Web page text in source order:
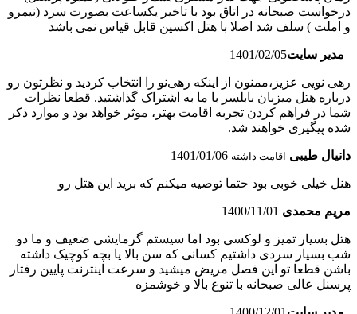
درخواست صبحانه در اتاق بود با تاخیر یکساعت بصورت سرد (نیمرو
و املت ) سلف شد اصلا با هتل اکسین قابل قیاس نمی باشد
مدیر سایت1401/02/05
رهی نویی عزیز،ممنون از اینکه رهی‌نو را انتخاب کردید و نظرتون رو
درباره هتل میزبان بابلسر با ما به اشتراک گذاشتید. قطعا نظرات
شما در فراهم کردن تجربه اقامت بهتر، موثر خواهد بود و موارد ذکر
شده پیگیری خواهند شد.
دانیال طیبی اقامت داشته 1401/01/06
هنل خیلی خوبی بود حتما توصیه میکنم که برید این هتل رو
مریم محمدی 1400/11/01
هتل بسیار تمیز و لوکسی بود اما سیستم گرمایشی ضعیف و ما دو
شب بسیار سردی داشتیم کسانی که سن بالا یا بچه کوچیک داشته
باشن قطعا تو این فصل مریض میشید و سرعت اینترنت پایین رفتار
پرسنل عالی صبحانه با تنوع بالا و خوشمزه